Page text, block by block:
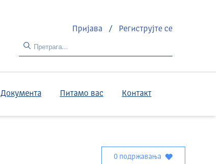
Пријава / Региструјте се
Документа Питамо вас Контакт
0 подржавања